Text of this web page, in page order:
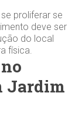
proliferar se
deve ser
do local
física.
Jardim